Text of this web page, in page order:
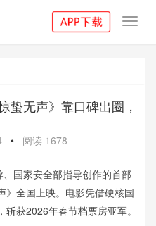
蛰无声》靠口碑出圈，
• 阅读 1678
国家安全部指导创作的首部
》全国上映。电影凭借硬核国
获2026年春节档票房亚军。